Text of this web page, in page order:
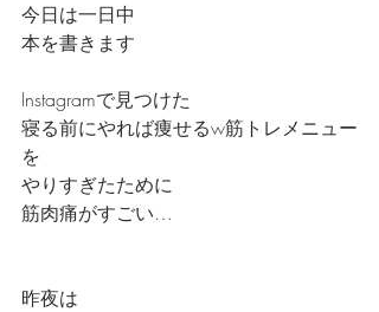
今日は一日中
本を書きます
Instagramで見つけた
寝る前にやれば痩せるw筋トレメニュー
を
やりすぎたために
筋肉痛がすごい…
昨夜は